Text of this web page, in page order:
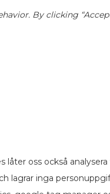
By clicking
oss också
inga